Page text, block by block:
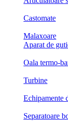
Castomate
Malaxoare
Aparat de
Oala termo-
Turbine
Echipamente
Separatoare